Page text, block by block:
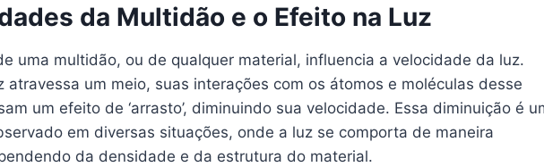
da Multidão e o Efeito na Luz
uma multidão, ou de qualquer material, influencia a velocidade da luz.
atravessa um meio, suas interações com os átomos e moléculas desse
um efeito de ‘arrasto’, diminuindo sua velocidade. Essa diminuição é
em diversas situações, onde a luz se comporta de maneira
da densidade e da estrutura do material.